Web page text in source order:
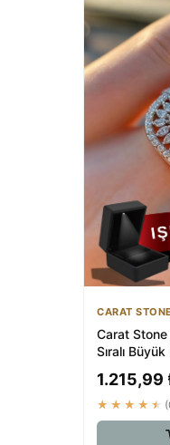
CARAT STONE
Carat Stone
Sıralı
1.215,99
★★★★★